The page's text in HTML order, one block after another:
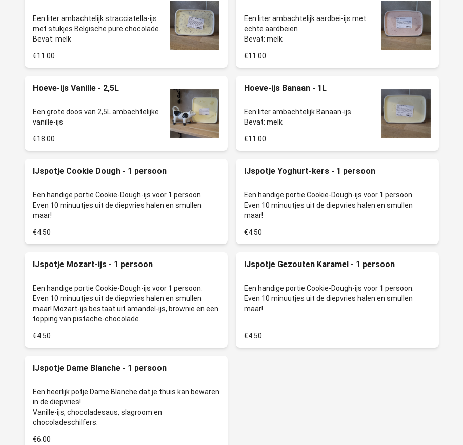
Een liter ambachtelijk stracciatella-ijs
met stukjes Belgische pure chocolade.
€11.00
Een liter ambachtelijk aardbei-ijs met
echte aardbeien
€11.00
Hoeve-ijs Vanille - 2,5L
Een grote doos van 2,5L ambachtelijke
€18.00
Hoeve-ijs Banaan - 1L
Een liter ambachtelijk Banaan-ijs.
€11.00
IJspotje Cookie Dough - 1 persoon
Een handige portie Cookie-Dough-ijs voor 1 persoon.
Even 10 minuutjes uit de diepvries halen en smullen
€4.50
IJspotje Yoghurt-kers - 1 persoon
Een handige portie Cookie-Dough-ijs voor 1 persoon.
Even 10 minuutjes uit de diepvries halen en smullen
€4.50
IJspotje Mozart-ijs - 1 persoon
Een handige portie Cookie-Dough-ijs voor 1 persoon.
Even 10 minuutjes uit de diepvries halen en smullen
maar! Mozart-ijs bestaat uit amandel-ijs, brownie en een
€4.50
IJspotje Gezouten Karamel - 1 persoon
Een handige portie Cookie-Dough-ijs voor 1 persoon.
Even 10 minuutjes uit de diepvries halen en smullen
€4.50
IJspotje Dame Blanche - 1 persoon
Een heerlijk potje Dame Blanche dat je thuis kan bewaren
in de diepvries!
Vanille-ijs, chocoladesaus, slagroom en
€6.00